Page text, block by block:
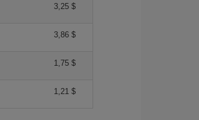
3,25 $
3,86 $
1,75 $
1,21 $